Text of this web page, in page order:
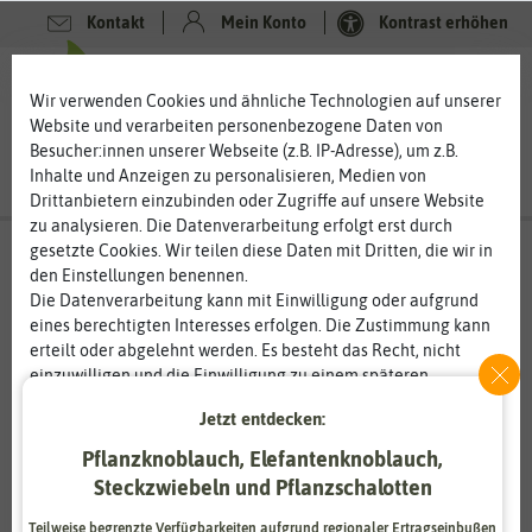
Kontakt Mein Konto Kontrast erhöhen
-50%
Wir verwenden Cookies und ähnliche Technologien auf unserer
Website und verarbeiten personenbezogene Daten von
Besucher:innen unserer Webseite (z.B. IP-Adresse), um z.B.
Inhalte und Anzeigen zu personalisieren, Medien von
Drittanbietern einzubinden oder Zugriffe auf unsere Website
zu analysieren. Die Datenverarbeitung erfolgt erst durch
gesetzte Cookies. Wir teilen diese Daten mit Dritten, die wir in
den Einstellungen benennen.
Die Datenverarbeitung kann mit Einwilligung oder aufgrund
eines berechtigten Interesses erfolgen. Die Zustimmung kann
erteilt oder abgelehnt werden. Es besteht das Recht, nicht
einzuwilligen und die Einwilligung zu einem späteren
Informationen zur Verwendung personenbezogener Daten und
den Diensten erklären wir in unsererDaten­schutz­erklärung
Jetzt entdecken:
Pflanzknoblauch, Elefantenknoblauch,
Steckzwiebeln und Pflanzschalotten
Teilweise begrenzte Verfügbarkeiten aufgrund regionaler Ertragseinbußen